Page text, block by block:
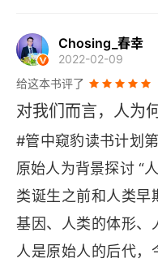
3 征服四大洋：无波不
4 永远的遗产：后世
1 孤单物种：人类从
2 人种灭绝：一山不
3 物种灭绝：什么动
即 “谁吃谁” 的问题
平。不具备强大暴力
Chosing_春幸
2022-02-09
给这本书评了
对我们而言，人为
#管中窥豹读书计划
原始人为背景探讨 “
类诞生之前和人类早
基因、人类的体形、
人是原始人的后代